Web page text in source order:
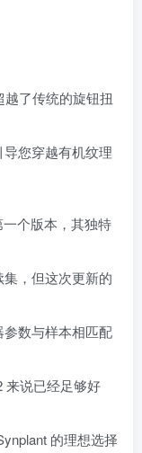
了传统的旋钮扭
您穿越有机纹理
个版本，其独特
，但这次更新的
数与样本相匹配
来说已经足够好
的理想选择